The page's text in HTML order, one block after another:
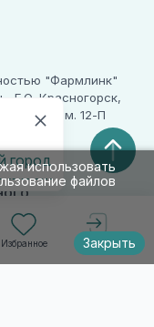
город
Избранное Войти
использовать
файлов
Закрыть
"Фармлинк"
Г.О. Красногорск,
III, ком. 12-П